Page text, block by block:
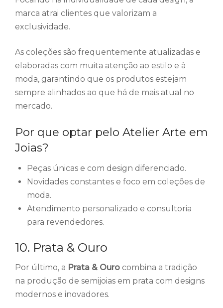
marca atrai clientes que valorizam a
exclusividade.
As coleções são frequentemente atualizadas e
elaboradas com muita atenção ao estilo e à
moda, garantindo que os produtos estejam
sempre alinhados ao que há de mais atual no
mercado.
Por que optar pelo Atelier Arte em
Joias?
Peças únicas e com design diferenciado.
Novidades constantes e foco em coleções de
moda.
Atendimento personalizado e consultoria
para revendedores.
10. Prata & Ouro
Por último, a Prata & Ouro combina a tradição
na produção de semijoias em prata com designs
modernos e inovadores.